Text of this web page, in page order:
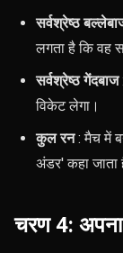
सर्वश्रेष्ठ
लगता है कि वह
सर्वश्रेष्ठ गेंदबाज
विकेट लेगा।
कुल रन: मैच में
अंडर' कहा जाता
चरण 4: अपना